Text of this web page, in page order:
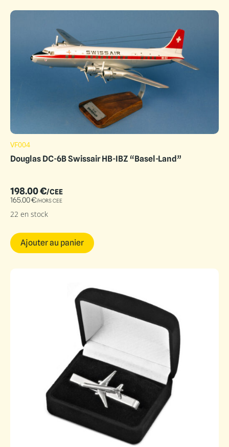
VF004
Douglas DC-6B Swissair HB-IBZ “Basel-Land”
198.00€/CEE
165.00€/HORS CEE
22 en stock
Ajouter au panier